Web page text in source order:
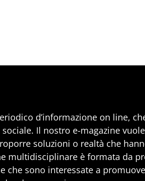
d’informazione on line,
Il nostro e-magazine
soluzioni o realtà che
multidisciplinare è formata da
che sono interessate a